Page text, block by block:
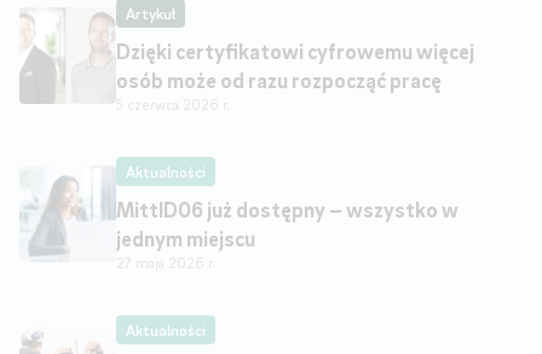
Artykuł
Dzięki certyfikatowi cyfrowemu więcej
osób może od razu rozpocząć pracę
5 czerwca 2026 r.
Aktualności
MittID06 już dostępny – wszystko w
jednym miejscu
27 maja 2026 r.
Aktualności